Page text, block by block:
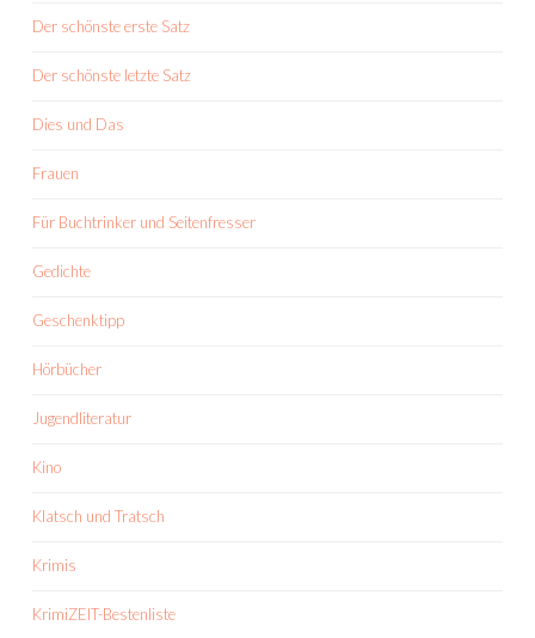
Der schönste erste Satz
Der schönste letzte Satz
Dies und Das
Frauen
Für Buchtrinker und Seitenfresser
Gedichte
Geschenktipp
Hörbücher
Jugendliteratur
Kino
Klatsch und Tratsch
Krimis
KrimiZEIT-Bestenliste